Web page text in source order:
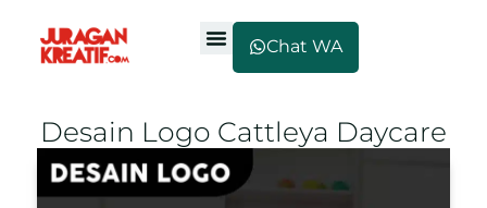
Chat WA
Desain Logo Cattleya Daycare